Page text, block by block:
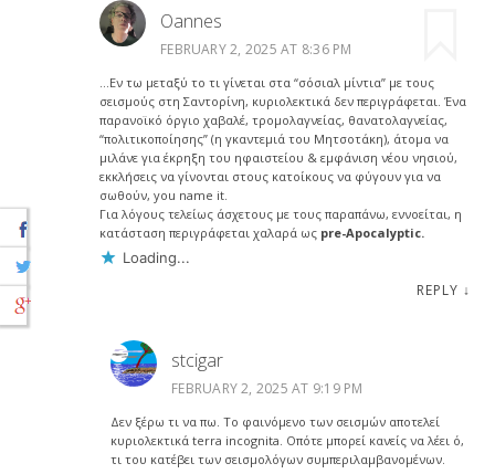
Oannes
FEBRUARY 2, 2025 AT 8:36 PM
…Εν τω μεταξύ το τι γίνεται στα “σόσιαλ μίντια” με τους
σεισμούς στη Σαντορίνη, κυριολεκτικά δεν περιγράφεται. Ένα
παρανοϊκό όργιο χαβαλέ, τρομολαγνείας, θανατολαγνείας,
“πολιτικοποίησης” (η γκαντεμιά του Μητσοτάκη), άτομα να
μιλάνε για έκρηξη του ηφαιστείου & εμφάνιση νέου νησιού,
εκκλήσεις να γίνονται στους κατοίκους να φύγουν για να
σωθούν, you name it.
Για λόγους τελείως άσχετους με τους παραπάνω, εννοείται, η
κατάσταση περιγράφεται χαλαρά ως pre-Apocalyptic.
Loading...
REPLY ↓
stcigar
FEBRUARY 2, 2025 AT 9:19 PM
Δεν ξέρω τι να πω. Το φαινόμενο των σεισμών αποτελεί
κυριολεκτικά terra incognita. Οπότε μπορεί κανείς να λέει ό,
τι του κατέβει των σεισμολόγων συμπεριλαμβανομένων.